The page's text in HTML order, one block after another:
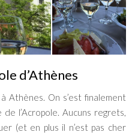
d’Athènes
Athènes. On s’est finalement
l’Acropole. Aucuns regrets,
(et en plus il n’est pas cher